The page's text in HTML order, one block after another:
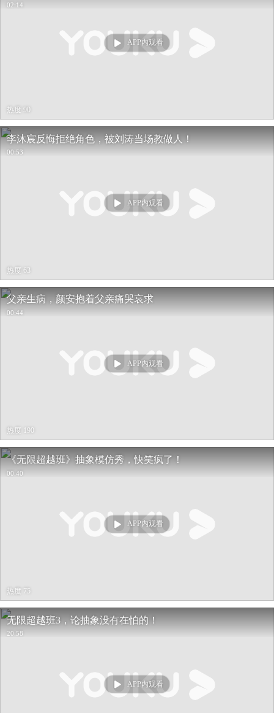
02:14
APP内观看
热度 90
李沐宸反悔拒绝角色，被刘涛当场教做人！
00:53
APP内观看
热度 63
父亲生病，颜安抱着父亲痛哭哀求
00:44
APP内观看
热度 190
《无限超越班》抽象模仿秀，快笑疯了！
00:40
APP内观看
热度 75
无限超越班3，论抽象没有在怕的！
20:58
APP内观看